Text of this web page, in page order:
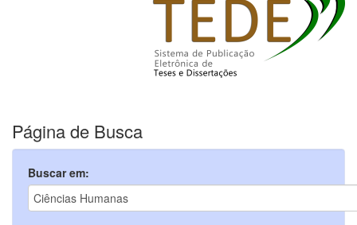
Página de Busca
Buscar em: